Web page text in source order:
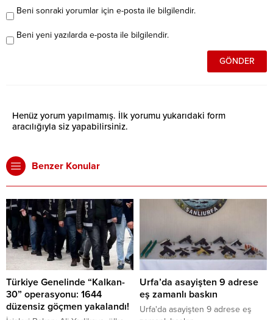
Beni sonraki yorumlar için e-posta ile bilgilendir.
Beni yeni yazılarda e-posta ile bilgilendir.
Henüz yorum yapılmamış. İlk yorumu yukarıdaki form
aracılığıyla siz yapabilirsiniz.
Benzer Konular
Türkiye Genelinde “Kalkan-
30” operasyonu: 1644
düzensiz göçmen yakalandı!
Urfa’da asayişten 9 adrese
eş zamanlı baskın
Urfa'da asayişten 9 adrese eş